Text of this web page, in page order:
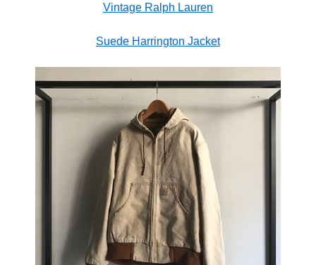
Vintage Ralph Lauren
Suede Harrington Jacket